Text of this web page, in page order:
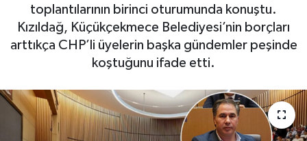
toplantılarının birinci oturumunda konuştu.
Kızıldağ, Küçükçekmece Belediyesi’nin borçları
arttıkça CHP’li üyelerin başka gündemler peşinde
koştuğunu ifade etti.